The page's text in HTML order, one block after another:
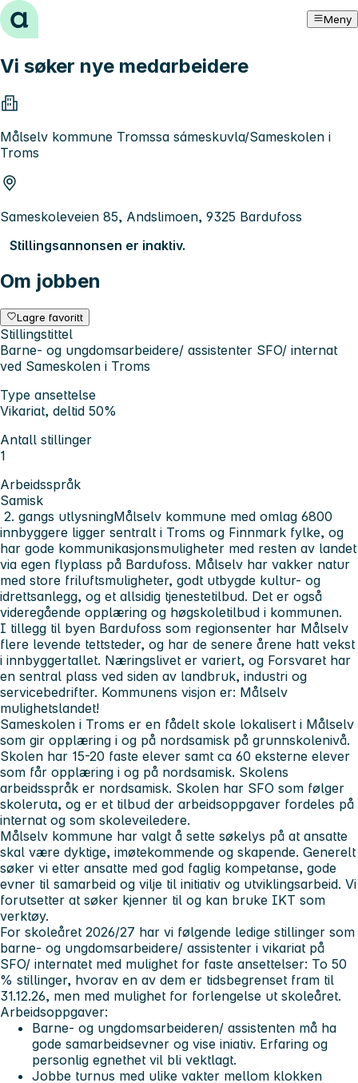
Hopp til innhold Meny
Vi søker nye medarbeidere
Målselv kommune Tromssa sámeskuvla/Sameskolen i
Troms
Sameskoleveien 85, Andslimoen, 9325 Bardufoss
Stillingsannonsen er inaktiv.
Om jobben
Lagre favoritt
Stillingstittel
Barne- og ungdomsarbeidere/ assistenter SFO/ internat
ved Sameskolen i Troms
Type ansettelse
Vikariat, deltid 50%
Antall stillinger
1
Arbeidsspråk
Samisk
2. gangs utlysningMålselv kommune med omlag 6800
innbyggere ligger sentralt i Troms og Finnmark fylke, og
har gode kommunikasjonsmuligheter med resten av landet
via egen flyplass på Bardufoss. Målselv har vakker natur
med store friluftsmuligheter, godt utbygde kultur- og
idrettsanlegg, og et allsidig tjenestetilbud. Det er også
videregående opplæring og høgskoletilbud i kommunen.
I tillegg til byen Bardufoss som regionsenter har Målselv
flere levende tettsteder, og har de senere årene hatt vekst
i innbyggertallet. Næringslivet er variert, og Forsvaret har
en sentral plass ved siden av landbruk, industri og
servicebedrifter. Kommunens visjon er: Målselv
mulighetslandet!
Sameskolen i Troms er en fådelt skole lokalisert i Målselv
som gir opplæring i og på nordsamisk på grunnskolenivå.
Skolen har 15-20 faste elever samt ca 60 eksterne elever
som får opplæring i og på nordsamisk. Skolens
arbeidsspråk er nordsamisk. Skolen har SFO som følger
skoleruta, og er et tilbud der arbeidsoppgaver fordeles på
internat og som skoleveiledere.
Målselv kommune har valgt å sette søkelys på at ansatte
skal være dyktige, imøtekommende og skapende. Generelt
søker vi etter ansatte med god faglig kompetanse, gode
evner til samarbeid og vilje til initiativ og utviklingsarbeid. Vi
forutsetter at søker kjenner til og kan bruke IKT som
verktøy.
For skoleåret 2026/27 har vi følgende ledige stillinger som
barne- og ungdomsarbeidere/ assistenter i vikariat på
SFO/ internatet med mulighet for faste ansettelser: To 50
% stillinger, hvorav en av dem er tidsbegrenset fram til
31.12.26, men med mulighet for forlengelse ut skoleåret.
Arbeidsoppgaver:
Barne- og ungdomsarbeideren/ assistenten må ha
gode samarbeidsevner og vise iniativ. Erfaring og
personlig egnethet vil bli vektlagt.
Jobbe turnus med ulike vakter mellom klokken